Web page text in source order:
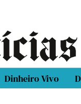
Dinheiro Vivo